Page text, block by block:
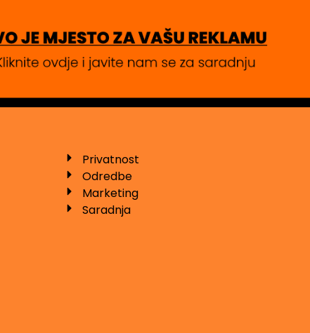
Privatnost
Odredbe
Marketing
Saradnja